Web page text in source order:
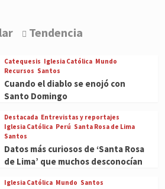
Tendencia
Catequesis Iglesia Católica Mundo
Recursos Santos
Cuando el diablo se enojó con
Santo Domingo
Destacada Entrevistas y reportajes
Iglesia Católica Perú Santa Rosa de Lima
Santos
Datos más curiosos de ‘Santa Rosa
de Lima’ que muchos desconocían
Iglesia Católica Mundo Santos